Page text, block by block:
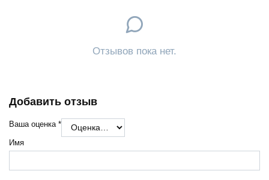
Отзывов пока нет.
Добавить отзыв
Ваша оценка *
Имя